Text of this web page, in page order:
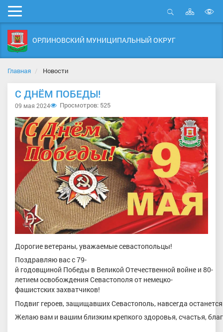
Мобильное
меню
Открыть
Карта
сайта
ОРЛИНОВСКИЙ МУНИЦИПАЛЬНЫЙ ОКРУГ
Главная Новости
С ДНЁМ ПОБЕДЫ!
09 мая 2024 Просмотров: 525
Дорогие ветераны, уважаемые севастопольцы!
Поздравляю вас с 79-
й годовщиной Победы в Великой Отечественной войне и 80-
летием освобождения Севастополя от немецко-
фашистских захватчиков!
Подвиг героев, защищавших Севастополь, навсегда
Желаю вам и вашим близким крепкого здоровья, счастья,